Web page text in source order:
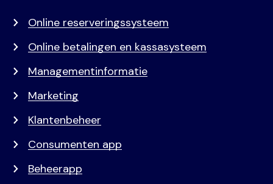
Online reserveringssysteem
Online betalingen en kassasysteem
Managementinformatie
Marketing
Klantenbeheer
Consumenten app
Beheerapp